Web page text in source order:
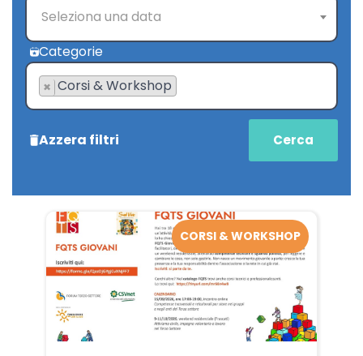
Seleziona una data
Categorie
× Corsi & Workshop
Azzera filtri
CORSI & WORKSHOP